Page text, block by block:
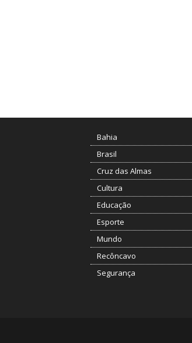
Bahia
Brasil
Cruz das Almas
Cultura
Educação
Esporte
Mundo
Recôncavo
Segurança